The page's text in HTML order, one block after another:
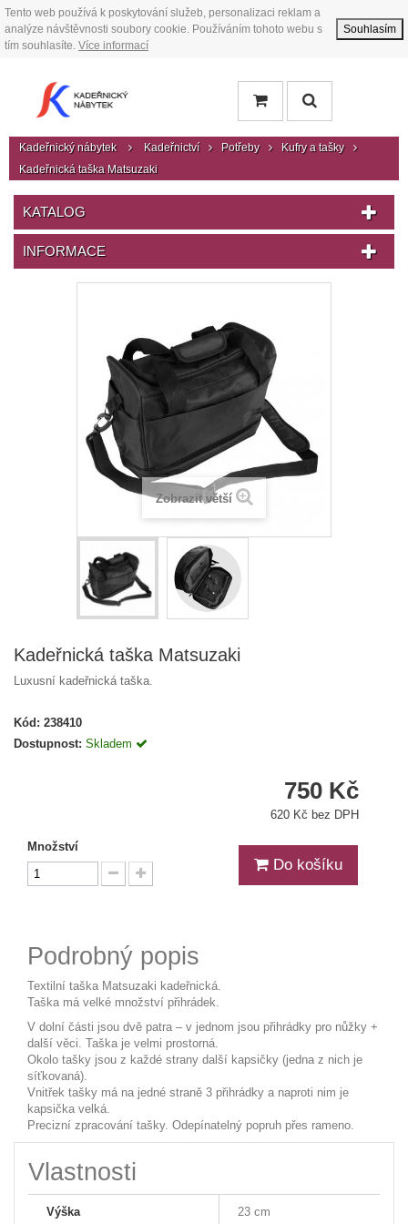
Tento web používá k poskytování služeb, personalizaci reklam a
analýze návštěvnosti soubory cookie. Používáním tohoto webu s
tím souhlasíte. Více informací
Souhlasím
Kadeřnický nábytek Kadeřnictví Potřeby
Kufry a tašky
Kadeřnická taška Matsuzaki
KATALOG
INFORMACE
Zobrazit větší
Kadeřnická taška Matsuzaki
Luxusní kadeřnická taška.
Kód: 238410
Dostupnost: Skladem
750 Kč
620 Kč bez DPH
Množství
Do košíku
Podrobný popis
Textilní taška Matsuzaki kadeřnická.
Taška má velké množství přihrádek.
V dolní části jsou dvě patra – v jednom jsou přihrádky pro nůžky +
další věci. Taška je velmi prostorná.
Okolo tašky jsou z každé strany další kapsičky (jedna z nich je
síťkovaná).
Vnitřek tašky má na jedné straně 3 přihrádky a naproti nim je
kapsička velká.
Precizní zpracování tašky. Odepínatelný popruh přes rameno.
Vlastnosti
Výška 23 cm